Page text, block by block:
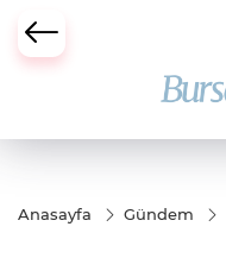
Büyükşehir Darbesi
Anasayfa Gündem